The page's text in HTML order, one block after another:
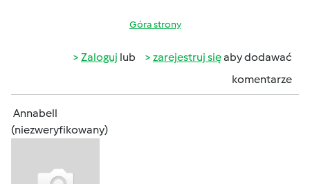
Góra strony
Zaloguj lub zarejestruj sięaby dodawać
komentarze
Annabell
(niezweryfikowany)